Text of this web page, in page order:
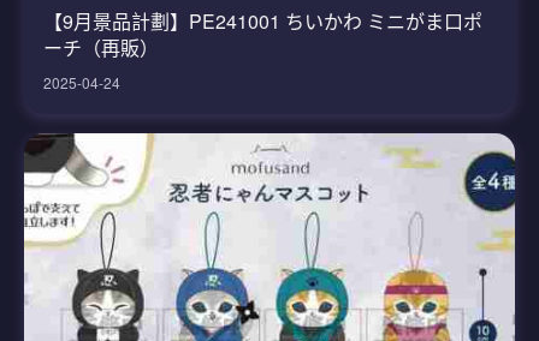
【9月景品計劃】PE241001 ちいかわ ミニがま口ポ
ーチ（再販）
2025-04-24